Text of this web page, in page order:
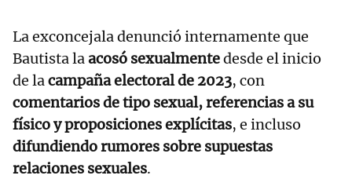
La exconcejala denunció internamente que
Bautista laacosó sexualmentedesde el inicio
de lacampaña electoral de 2023, con
comentarios de tipo sexual, referencias a su
físico y proposiciones explícitas, e incluso
difundiendo rumores sobre supuestas
relaciones sexuales.